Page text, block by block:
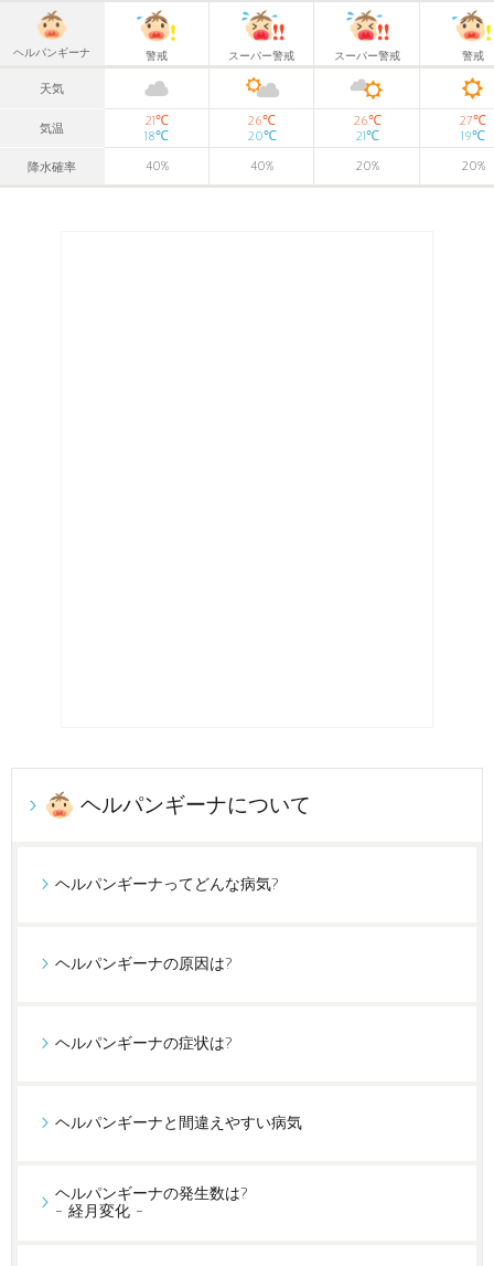
ヘルパンギーナ 警戒 スーパー警戒 スーパー警戒 警戒
天気
気温
21℃
18℃
26℃
20℃
26℃
21℃
27℃
19℃
降水確率 40% 40% 20% 20%
ヘルパンギーナについて
ヘルパンギーナってどんな病気?
ヘルパンギーナの原因は?
ヘルパンギーナの症状は?
ヘルパンギーナと間違えやすい病気
ヘルパンギーナの発生数は?
- 経月変化 -